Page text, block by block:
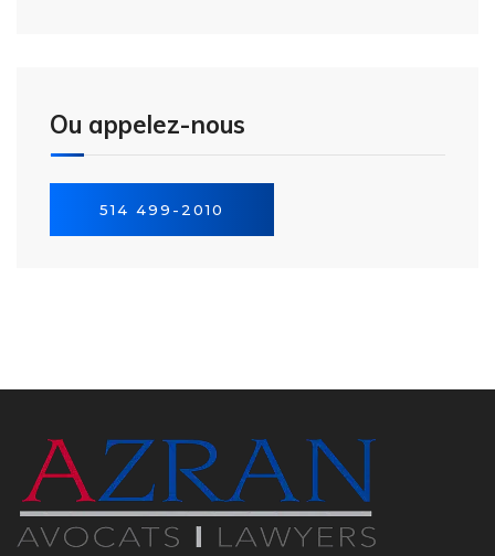
Ou appelez-nous
514 499-2010